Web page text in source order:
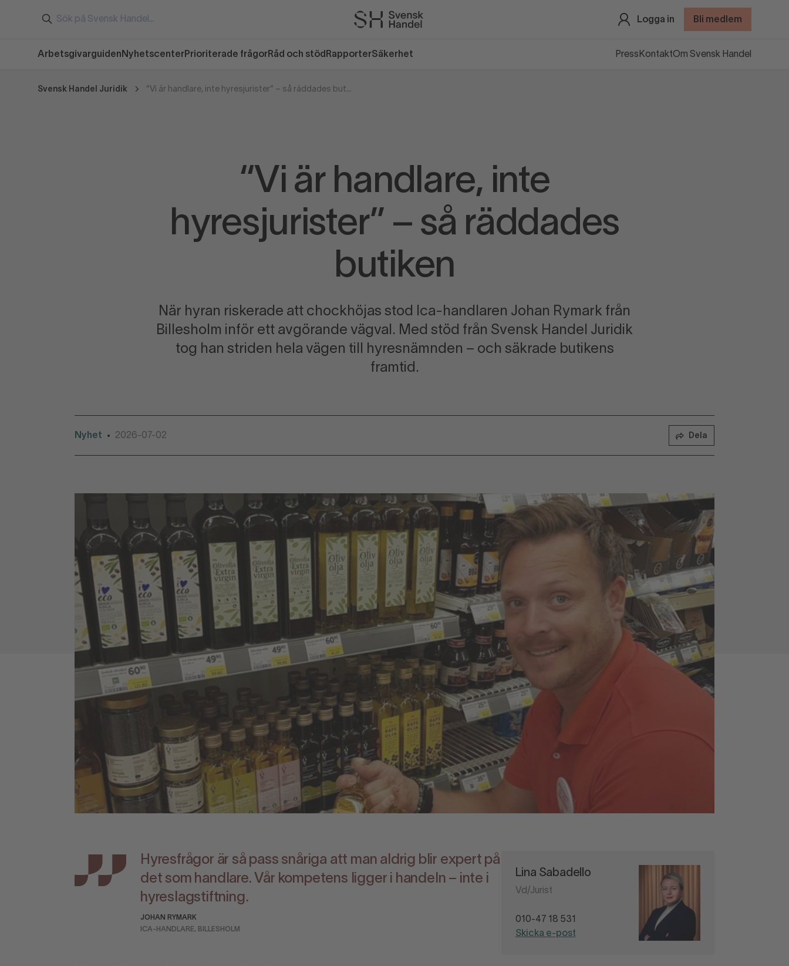
Logga in Bli medlem
Arbetsgivarguiden Nyhetscenter Prioriterade frågor Råd och stöd RapporterSäkerhet Press KontaktOm Svensk Handel
Svensk Handel Juridik “Vi är handlare, inte hyresjurister” – så räddades butiken
“Vi är handlare, inte
hyresjurister” – så räddades
butiken
När hyran riskerade att chockhöjas stod Ica-handlaren Johan Rymark från
Billesholm inför ett avgörande vägval. Med stöd från Svensk Handel Juridik
tog han striden hela vägen till hyresnämnden – och säkrade butikens
framtid.
Nyhet • 2026-07-02 Dela
Hyresfrågor är så pass snåriga att man aldrig blir expert på
det som handlare. Vår kompetens ligger i handeln – inte i
hyreslagstiftning.
JOHAN RYMARK
ICA-HANDLARE, BILLESHOLM
Lina Sabadello
Vd/Jurist
010-47 18 531
Skicka e-post